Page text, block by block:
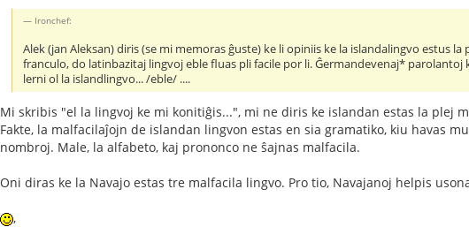
Ironchef:
Alek (jan Aleksan) diris (se mi memoras ĝuste) ke li opiniis ke la islandalingvo estus
franculo, do latinbazitaj lingvoj eble fluas pli facile por li. Ĝermandevenaj*
lerni ol la islandlingvo... /eble/ ....
Mi skribis "el la lingvoj ke mi konitiĝis...", mi ne diris ke islandan estas la plej
Fakte, la malfacilaĵojn de islandan lingvon estas en sia gramatiko, kiu havas
nombroj. Male, la alfabeto, kaj prononco ne ŝajnas malfacila.
Oni diras ke la Navajo estas tre malfacila lingvo. Pro tio, Navajanoj helpis
,